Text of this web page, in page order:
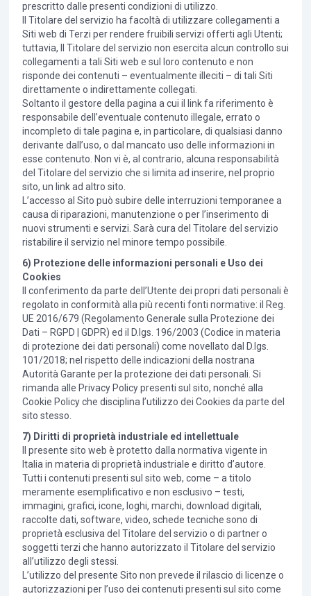
prescritto dalle presenti condizioni di utilizzo.
Il Titolare del servizio ha facoltà di utilizzare collegamenti a
Siti web di Terzi per rendere fruibili servizi offerti agli Utenti;
tuttavia, Il Titolare del servizio non esercita alcun controllo sui
collegamenti a tali Siti web e sul loro contenuto e non
risponde dei contenuti – eventualmente illeciti – di tali Siti
direttamente o indirettamente collegati.
Soltanto il gestore della pagina a cui il link fa riferimento è
responsabile dell’eventuale contenuto illegale, errato o
incompleto di tale pagina e, in particolare, di qualsiasi danno
derivante dall’uso, o dal mancato uso delle informazioni in
esse contenuto. Non vi è, al contrario, alcuna responsabilità
del Titolare del servizio che si limita ad inserire, nel proprio
sito, un link ad altro sito.
L’accesso al Sito può subire delle interruzioni temporanee a
causa di riparazioni, manutenzione o per l’inserimento di
nuovi strumenti e servizi. Sarà cura del Titolare del servizio
ristabilire il servizio nel minore tempo possibile.
6) Protezione delle informazioni personali e Uso dei
Cookies
Il conferimento da parte dell’Utente dei propri dati personali è
regolato in conformità alla più recenti fonti normative: il Reg.
UE 2016/679 (Regolamento Generale sulla Protezione dei
Dati – RGPD | GDPR) ed il D.lgs. 196/2003 (Codice in materia
di protezione dei dati personali) come novellato dal D.lgs.
101/2018; nel rispetto delle indicazioni della nostrana
Autorità Garante per la protezione dei dati personali. Si
rimanda alle Privacy Policy presenti sul sito, nonché alla
Cookie Policy che disciplina l’utilizzo dei Cookies da parte del
sito stesso.
7) Diritti di proprietà industriale ed intellettuale
Il presente sito web è protetto dalla normativa vigente in
Italia in materia di proprietà industriale e diritto d’autore.
Tutti i contenuti presenti sul sito web, come – a titolo
meramente esemplificativo e non esclusivo – testi,
immagini, grafici, icone, loghi, marchi, download digitali,
raccolte dati, software, video, schede tecniche sono di
proprietà esclusiva del Titolare del servizio o di partner o
soggetti terzi che hanno autorizzato il Titolare del servizio
all’utilizzo degli stessi.
L’utilizzo del presente Sito non prevede il rilascio di licenze o
autorizzazioni per l’uso dei contenuti presenti sul sito come